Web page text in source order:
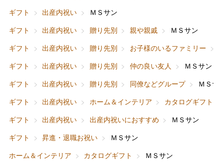
ギフト
出産内祝い
ＭＳサン
ギフト
出産内祝い 贈り先別 親や親戚
ＭＳサン
ギフト
出産内祝い 贈り先別 お子様のいるファミリー
ギフト
出産内祝い 贈り先別 仲の良い友人
ＭＳサン
ギフト
出産内祝い 贈り先別 同僚などグループ
ＭＳサ
ギフト
出産内祝い ホーム＆インテリア
カタログギフト
ギフト
出産内祝い 出産内祝いにおすすめ
ＭＳサン
ギフト
昇進・退職お祝い
ＭＳサン
ホーム＆インテリア
カタログギフト ＭＳサン
フード＆スイーツ
ファッション
ホーム＆インテリア
ベビー＆キッズ
出産内祝い
結婚内祝い
お香典返し
快気祝い
バレンタインチョコレート
ホワイトデー
母の日
父の日
お中元
敬老の日